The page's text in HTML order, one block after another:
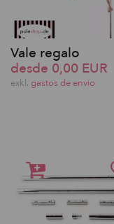
Vale regalo
desde 0,00 EUR
exkl. gastos de envio